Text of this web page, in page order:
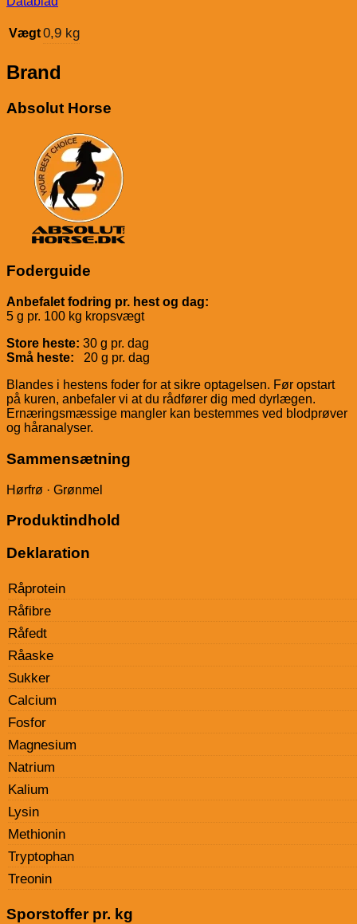
Vægt0,9 kg
Brand
Absolut Horse
Foderguide
Anbefalet fodring pr. hest og dag:
5 g pr. 100 kg kropsvægt
Store heste: 30 g pr. dag
Små heste: 20 g pr. dag
Blandes i hestens foder for at sikre optagelsen. Før opstart
på kuren, anbefaler vi at du rådfører dig med dyrlægen.
Ernæringsmæssige mangler kan bestemmes ved blodprøver
og håranalyser.
Sammensætning
Hørfrø · Grønmel
Produktindhold
Deklaration
Råprotein
Råfibre
Råfedt
Råaske
Sukker
Calcium
Fosfor
Magnesium
Natrium
Kalium
Lysin
Methionin
Tryptophan
Treonin
Sporstoffer pr. kg